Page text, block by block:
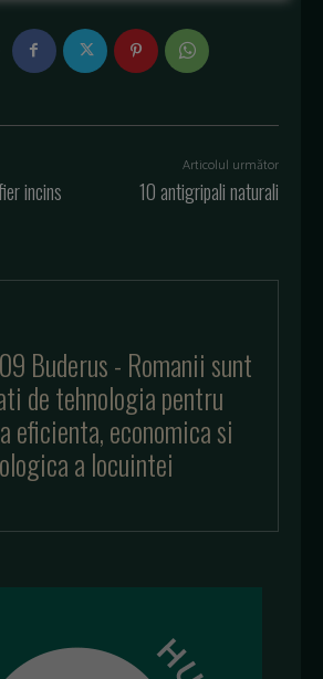
incins
Articolul următor
10 antigripali naturali
Buderus - Romanii sunt
de tehnologia pentru
eficienta, economica si
a locuintei